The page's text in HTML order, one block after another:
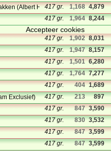
(Albert Heijn)417 gr. 1,168 4,879
417 gr. 1,964 8,244
Accepteer cookies
417 gr. 1,902 8,031
417 gr. 1,947 8,157
417 gr. 1,501 6,280
417 gr. 1,764 7,277
417 gr. 404 1,689
Exclusief)
417 gr. 213 897
417 gr. 847 3,590
417 gr. 830 3,532
417 gr. 847 3,599
417 gr. 847 3,599